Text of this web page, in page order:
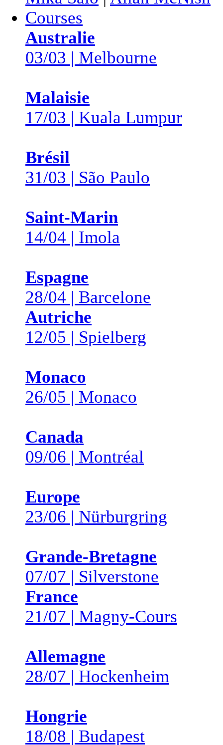
Courses
Australie
03/03 | Melbourne
Malaisie
17/03 | Kuala Lumpur
Brésil
31/03 | São Paulo
Saint-Marin
14/04 | Imola
Espagne
28/04 | Barcelone
Autriche
12/05 | Spielberg
Monaco
26/05 | Monaco
Canada
09/06 | Montréal
Europe
23/06 | Nürburgring
Grande-Bretagne
07/07 | Silverstone
France
21/07 | Magny-Cours
Allemagne
28/07 | Hockenheim
Hongrie
18/08 | Budapest